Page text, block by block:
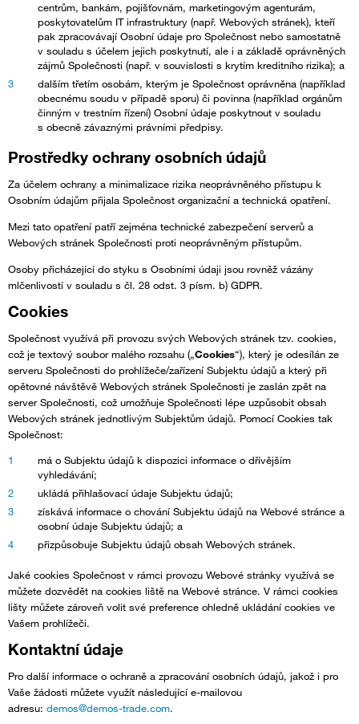
centrům, bankám, pojišťovnám, marketingovým agenturám,
poskytovatelům IT infrastruktury (např. Webových stránek), kteří
pak zpracovávají Osobní údaje pro Společnost nebo samostatně
v souladu s účelem jejich poskytnutí, ale i a základě oprávněných
zájmů Společnosti (např. v souvislosti s krytím kreditního rizika); a
dalším třetím osobám, kterým je Společnost oprávněna (například
obecnému soudu v případě sporu) či povinna (například orgánům
činným v trestním řízení) Osobní údaje poskytnout v souladu
s obecně závaznými právními předpisy.
Prostředky ochrany osobních údajů
Za účelem ochrany a minimalizace rizika neoprávněného přístupu k
Osobním údajům přijala Společnost organizační a technická opatření.
Mezi tato opatření patří zejména technické zabezpečení serverů a
Webových stránek Společnosti proti neoprávněným přístupům.
Osoby přicházející do styku s Osobními údaji jsou rovněž vázány
mlčenlivostí v souladu s čl. 28 odst. 3 písm. b) GDPR.
Cookies
Společnost využívá při provozu svých Webových stránek tzv. cookies,
což je textový soubor malého rozsahu („Cookies“), který je odesílán ze
serveru Společnosti do prohlížeče/zařízení Subjektu údajů a který při
opětovné návštěvě Webových stránek Společnosti je zaslán zpět na
server Společnosti, což umožňuje Společnosti lépe uzpůsobit obsah
Webových stránek jednotlivým Subjektům údajů. Pomocí Cookies tak
Společnost:
má o Subjektu údajů k dispozici informace o dřívějším
vyhledávání;
ukládá přihlašovací údaje Subjektu údajů;
získává informace o chování Subjektu údajů na Webové stránce a
osobní údaje Subjektu údajů; a
přizpůsobuje Subjektu údajů obsah Webových stránek.
Jaké cookies Společnost v rámci provozu Webové stránky využívá se
můžete dozvědět na cookies liště na Webové stránce. V rámci cookies
lišty můžete zároveň volit své preference ohledně ukládání cookies ve
Vašem prohlížeči.
Kontaktní údaje
Pro další informace o ochraně a zpracování osobních údajů, jakož i pro
Vaše žádosti můžete využít následující e-mailovou
adresu: demos@demos-trade.com.